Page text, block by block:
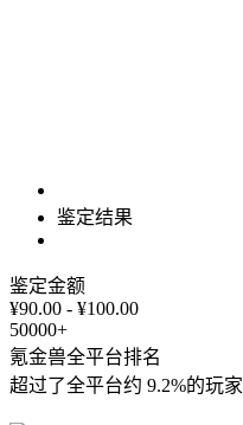
鉴定结果
鉴定金额
¥90.00 - ¥100.00
50000+
氪金兽全平台排名
超过了全平台约 9.2%的玩家